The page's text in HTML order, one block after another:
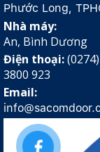
Phước Long,
Nhà máy: 38/
An, Bình Dương
Điện thoại:
3800 923
Email: